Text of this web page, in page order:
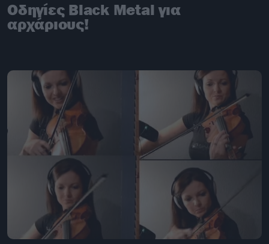
Οδηγίες Black Metal για
αρχάριους!